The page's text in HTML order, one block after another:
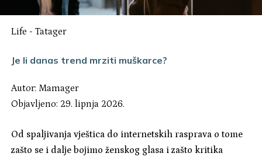
Life -Tatager
Je li danas trend mrziti muškarce?
Autor: Mamager
Objavljeno: 29. lipnja 2026.
Od spaljivanja vještica do internetskih rasprava o tome
zašto se i dalje bojimo ženskog glasa i zašto kritika